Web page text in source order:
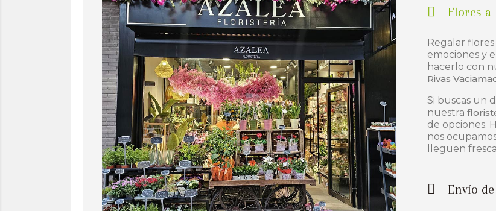
Flores
Regalar
emociones y
hacerlo con
Rivas
Si buscas un
nuestra
de opciones.
nos
lleguen
Envío